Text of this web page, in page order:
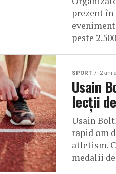
prezent în
peste
SPORT 2 ani
Usain
lecții
Usain
rapid om
atletism.
medalii de